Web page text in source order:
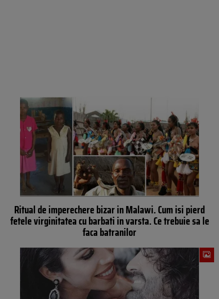
Ritual de imperechere bizar in Malawi. Cum isi pierd
fetele virginitatea cu barbati in varsta. Ce trebuie sa le
faca batranilor